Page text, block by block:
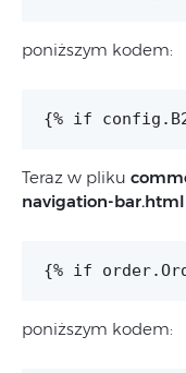
poniższym kodem:
Teraz w pliku
navigation-bar.html
poniższym kodem: